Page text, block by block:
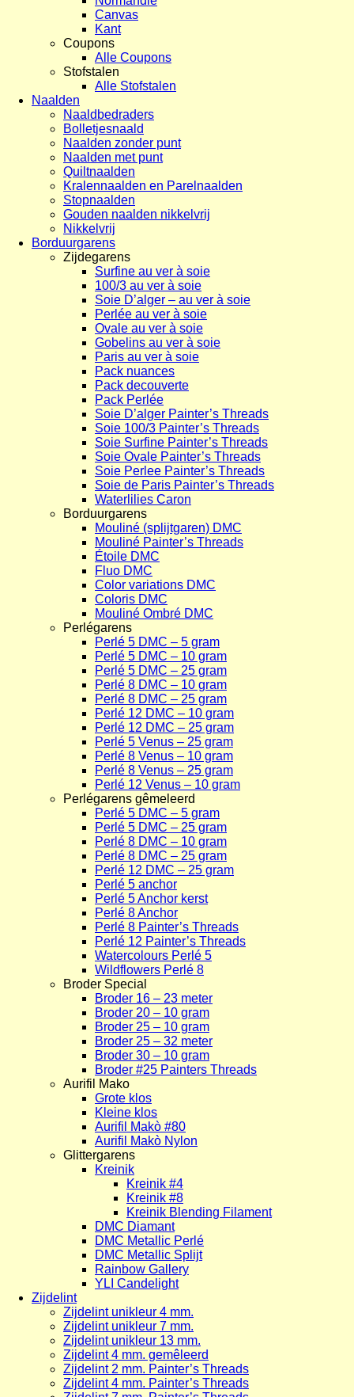
Canvas
Kant
Coupons
Alle Coupons
Stofstalen
Alle Stofstalen
Naalden
Naaldbedraders
Bolletjesnaald
Naalden zonder punt
Naalden met punt
Quiltnaalden
Kralennaalden en Parelnaalden
Stopnaalden
Gouden naalden nikkelvrij
Nikkelvrij
Borduurgarens
Zijdegarens
Surfine au ver à soie
100/3 au ver à soie
Soie D’alger – au ver à soie
Perlée au ver à soie
Ovale au ver à soie
Gobelins au ver à soie
Paris au ver à soie
Pack nuances
Pack decouverte
Pack Perlée
Soie D’alger Painter’s Threads
Soie 100/3 Painter’s Threads
Soie Surfine Painter’s Threads
Soie Ovale Painter’s Threads
Soie Perlee Painter’s Threads
Soie de Paris Painter’s Threads
Waterlilies Caron
Borduurgarens
Mouliné (splijtgaren) DMC
Mouliné Painter’s Threads
Étoile DMC
Fluo DMC
Color variations DMC
Coloris DMC
Mouliné Ombré DMC
Perlégarens
Perlé 5 DMC – 5 gram
Perlé 5 DMC – 10 gram
Perlé 5 DMC – 25 gram
Perlé 8 DMC – 10 gram
Perlé 8 DMC – 25 gram
Perlé 12 DMC – 10 gram
Perlé 12 DMC – 25 gram
Perlé 5 Venus – 25 gram
Perlé 8 Venus – 10 gram
Perlé 8 Venus – 25 gram
Perlé 12 Venus – 10 gram
Perlégarens gêmeleerd
Perlé 5 DMC – 5 gram
Perlé 5 DMC – 25 gram
Perlé 8 DMC – 10 gram
Perlé 8 DMC – 25 gram
Perlé 12 DMC – 25 gram
Perlé 5 anchor
Perlé 5 Anchor kerst
Perlé 8 Anchor
Perlé 8 Painter’s Threads
Perlé 12 Painter’s Threads
Watercolours Perlé 5
Wildflowers Perlé 8
Broder Special
Broder 16 – 23 meter
Broder 20 – 10 gram
Broder 25 – 10 gram
Broder 25 – 32 meter
Broder 30 – 10 gram
Broder #25 Painters Threads
Aurifil Mako
Grote klos
Kleine klos
Aurifil Makò #80
Aurifil Makò Nylon
Glittergarens
Kreinik
Kreinik #4
Kreinik #8
Kreinik Blending Filament
DMC Diamant
DMC Metallic Perlé
DMC Metallic Splijt
Rainbow Gallery
YLI Candelight
Zijdelint
Zijdelint unikleur 4 mm.
Zijdelint unikleur 7 mm.
Zijdelint unikleur 13 mm.
Zijdelint 4 mm. gemêleerd
Zijdelint 2 mm. Painter’s Threads
Zijdelint 4 mm. Painter’s Threads